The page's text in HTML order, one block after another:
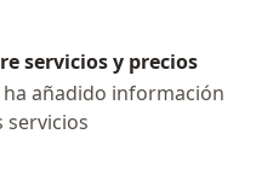
servicios y precios
añadido información
servicios